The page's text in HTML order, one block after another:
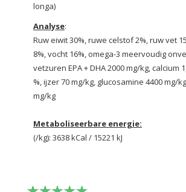
longa)
Analyse:
Ruw eiwit 30%, ruwe celstof 2%, ruw vet
8%, vocht 16%, omega-3 meervoudig
vetzuren EPA + DHA 2000 mg/kg, calcium
%, ijzer 70 mg/kg, glucosamine 4400 mg/
mg/kg
Metaboliseerbare energie:
(/kg): 3638 kCal / 15221 kJ